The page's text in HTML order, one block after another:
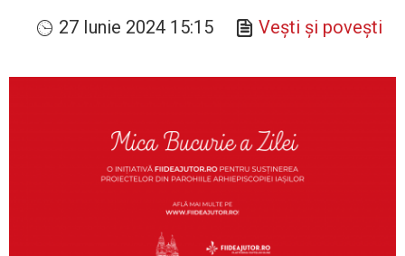
27 Iunie 2024 15:15 Vești și povești